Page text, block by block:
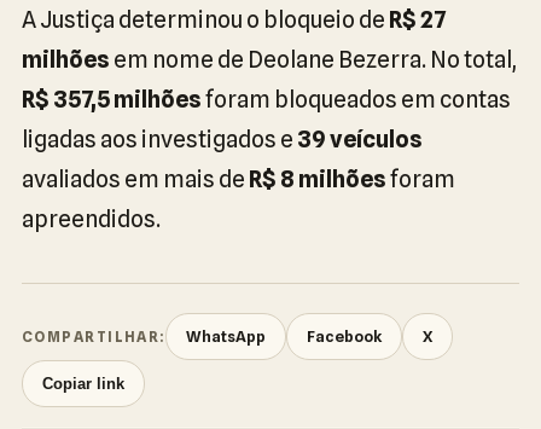
A Justiça determinou o bloqueio de R$ 27
milhões em nome de Deolane Bezerra. No total,
R$ 357,5 milhõesforam bloqueados em contas
ligadas aos investigados e 39 veículos
avaliados em mais de R$ 8 milhõesforam
apreendidos.
COMPARTILHAR: WhatsApp Facebook X
Copiar link